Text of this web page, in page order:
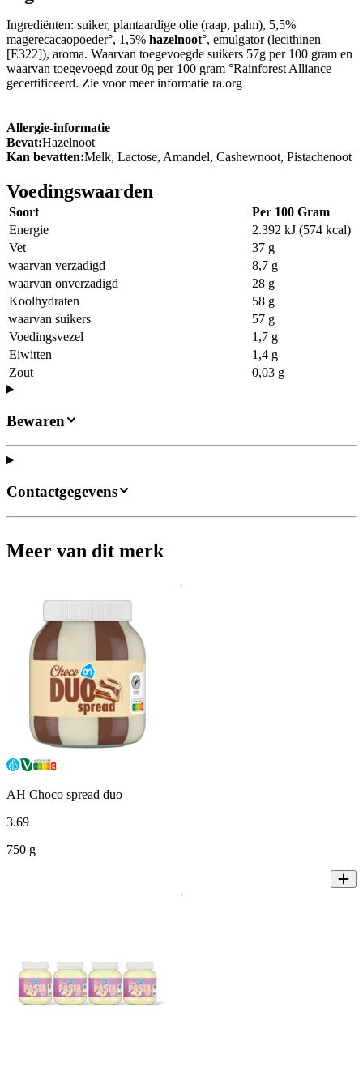
Ingrediënten: suiker, plantaardige olie (raap, palm), 5,5%
magerecacaopoeder°, 1,5% hazelnoot°, emulgator (lecithinen
[E322]), aroma. Waarvan toegevoegde suikers 57g per 100 gram en
waarvan toegevoegd zout 0g per 100 gram °Rainforest Alliance
gecertificeerd. Zie voor meer informatie ra.org
Allergie-informatie
Bevat:Hazelnoot
Kan bevatten:Melk, Lactose, Amandel, Cashewnoot, Pistachenoot
Voedingswaarden
Soort
Per 100 Gram
Energie
2.392 kJ (574 kcal)
Vet
37 g
waarvan verzadigd
8,7 g
waarvan onverzadigd
28 g
Koolhydraten
58 g
waarvan suikers
57 g
Voedingsvezel
1,7 g
Eiwitten
1,4 g
Zout
0,03 g
Bewaren
Contactgegevens
Meer van dit merk
AH Choco spread duo
3.69
750 g